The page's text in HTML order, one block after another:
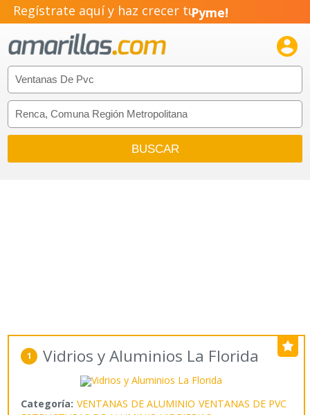
Regístrate aquí y haz crecer tuPyme!
Emprendimiento!

1 Vidrios y Aluminios La Florida
Categoría: VENTANAS DE ALUMINIO VENTANAS DE PVC